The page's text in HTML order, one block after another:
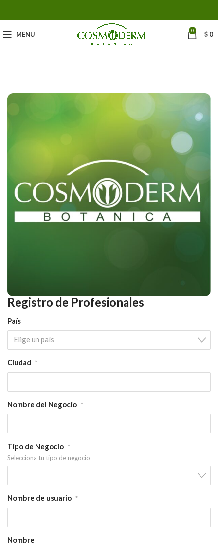
MENU 0 $ 0
Registro de Profesionales
País
Elige un país
Ciudad *
Nombre del Negocio *
Tipo de Negocio *
Selecciona tu tipo de negocio
Nombre de usuario *
Nombre